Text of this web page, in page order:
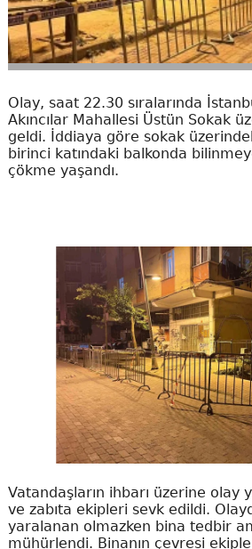
Olay, saat 22.30 sıralarında
Akıncılar Mahallesi Üstün Sokak
geldi. İddiaya göre sokak
birinci katındaki balkonda
çökme yaşandı.
Vatandaşların ihbarı üzerine olay
ve zabıta ekipleri sevk edildi.
yaralanan olmazken bina tedbir
mühürlendi. Binanın çevresi